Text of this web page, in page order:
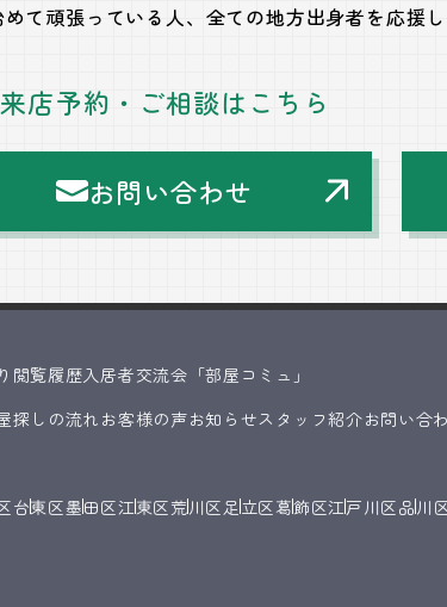
て頑張っている人、 全ての地方出身者を応援し
来店予約・ご相談はこちら
お問い合わせ
閲覧履歴入居者交流会「部屋コミュ」
探しの流れ お客様の声お知らせスタッフ紹介お問い合
台東区墨田区江東区荒川区 足立区葛飾区江戸川区品川